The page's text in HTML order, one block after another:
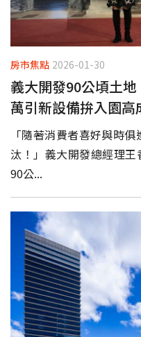
房市焦點 2026-01-30
義大開發90公頃土
萬引新設備拚入園高
「隨著消費者喜好與時
汰！」義大開發總經理
90公...